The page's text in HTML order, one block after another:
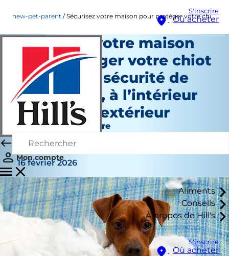
S'inscrire
Où acheter
Mon compte
Aliments
Conseils
À propos de Hill's
S'inscrire
Où acheter
new-pet-parent Sécurisez votre maison pour protéger votre chiot : assurer la sécurité de votre chiot, à l’intérieur comme à l’extérieur
Sécurisez votre maison
pour protéger votre chiot
: assurer la sécurité de
votre chiot, à l’intérieur
comme à l’extérieur
Nouveau propriétaire
16 février 2026